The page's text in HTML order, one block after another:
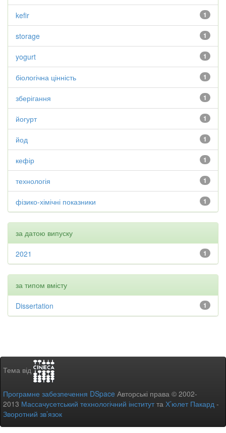
1
kefir
1
storage
1
yogurt
1
біологічна цінність
1
зберігання
1
йогурт
1
йод
1
кефір
1
технологія
1
фізико-хімічні показники
за датою випуску
1
2021
за типом вмісту
1
Dissertation
Тема від
Програмне забезпечення DSpace Авторські права © 2002-
2013 Массачусетський технологічний інститутта Х’юлет Пакард -
Зворотний зв’язок